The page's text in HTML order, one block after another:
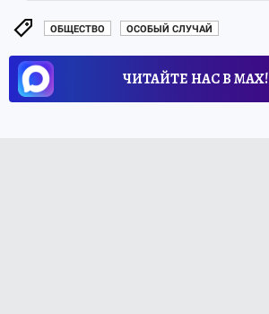
ОБЩЕСТВО ОСОБЫЙ СЛУЧАЙ
ЧИТАЙТЕ НАС В МАХ!